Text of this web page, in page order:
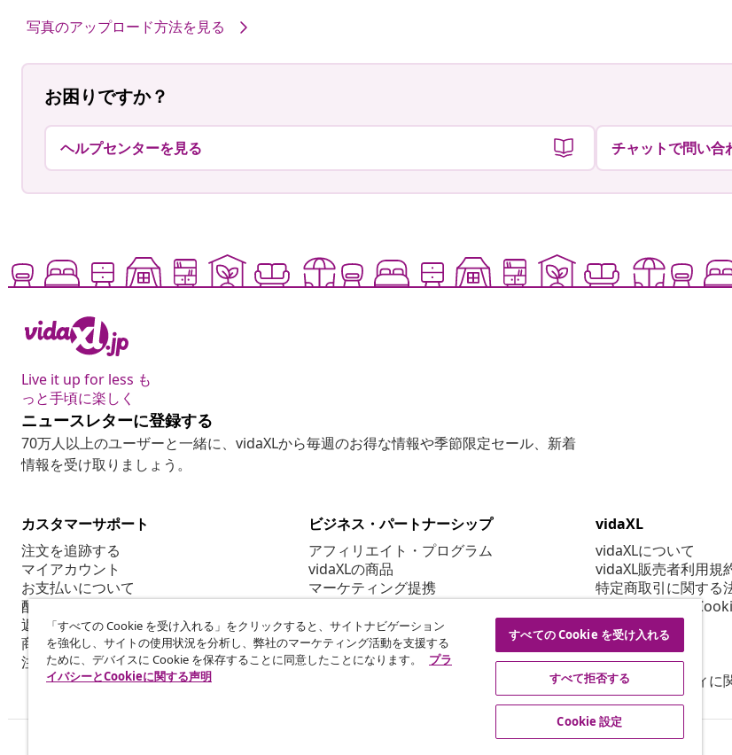
写真のアップロード方法を見る
お困りですか？
ヘルプセンターを見る チャットで問い合
Live it up for less も
っと手頃に楽しく
ニュースレターに登録する
70万人以上のユーザーと一緒に、vidaXLから毎週のお得な情報や季節限定セール、新着
情報を受け取りましょう。
カスタマーサポート
注文を追跡する
マイアカウント
お支払いについて
配送について
返品について
商品情報
注文について
ビジネス・パートナーシップ
アフィリエイト・プログラム
vidaXLの商品
マーケティング提携
vidaXL
vidaXLについて
vidaXL販売者利用規
特定商取引に関する
プライバシー＆
Cookie 設定
行動規範
セキュリティ
アクセシビリティに
「すべての Cookie を受け入れる」をクリックすると、サイトナビゲーション
を強化し、サイトの使用状況を分析し、弊社のマーケティング活動を支援する
ために、デバイスに Cookie を保存することに同意したことになります。
プラ
イバシーとCookieに関する声明
すべての Cookie を受け入れる
すべて拒否する
Cookie 設定